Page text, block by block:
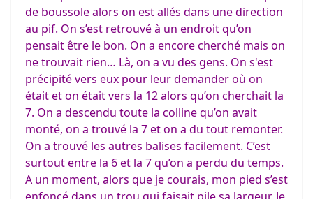
de boussole alors on est allés dans une direction
au pif. On s’est retrouvé à un endroit qu’on
pensait être le bon. On a encore cherché mais on
ne trouvait rien… Là, on a vu des gens. On s'est
précipité vers eux pour leur demander où on
était et on était vers la 12 alors qu’on cherchait la
7. On a descendu toute la colline qu’on avait
monté, on a trouvé la 7 et on a du tout remonter.
On a trouvé les autres balises facilement. C’est
surtout entre la 6 et la 7 qu’on a perdu du temps.
A un moment, alors que je courais, mon pied s’est